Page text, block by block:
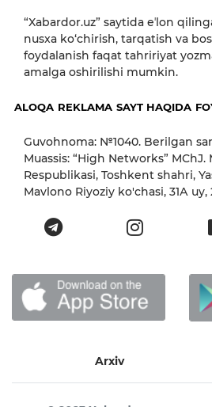
“Xabardor.uz” saytida eʼlon
nusxa ko‘chirish, tarqatish va
foydalanish faqat tahririyat
amalga oshirilishi mumkin.
ALOQA REKLAMA SAYT HAQIDA
Guvohnoma: №1040. Berilgan
Muassis: “High Networks”
Respublikasi, Toshkent shahri,
Mavlono Riyoziy ko'chasi, 31А
Arxiv